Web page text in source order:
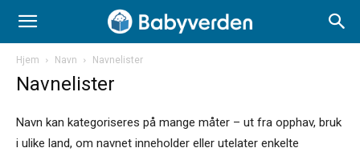
Hjem Navn Navnelister
Navnelister
Navn kan kategoriseres på mange måter – ut fra opphav, bruk
i ulike land, om navnet inneholder eller utelater enkelte